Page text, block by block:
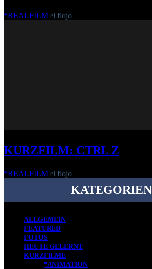
*REALFILM el flojo
KURZFILM: CTRL Z
*REALFILM el flojo
KATEGORIEN
ALLGEMEIN
FEATURED
FOTOS
HEUTE GELERNT
KURZFILME
*ANIMATION